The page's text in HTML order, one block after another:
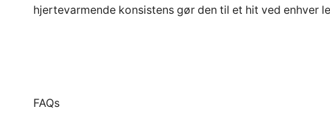
hjertevarmende konsistens gør den til et hit ved enhver
FAQs